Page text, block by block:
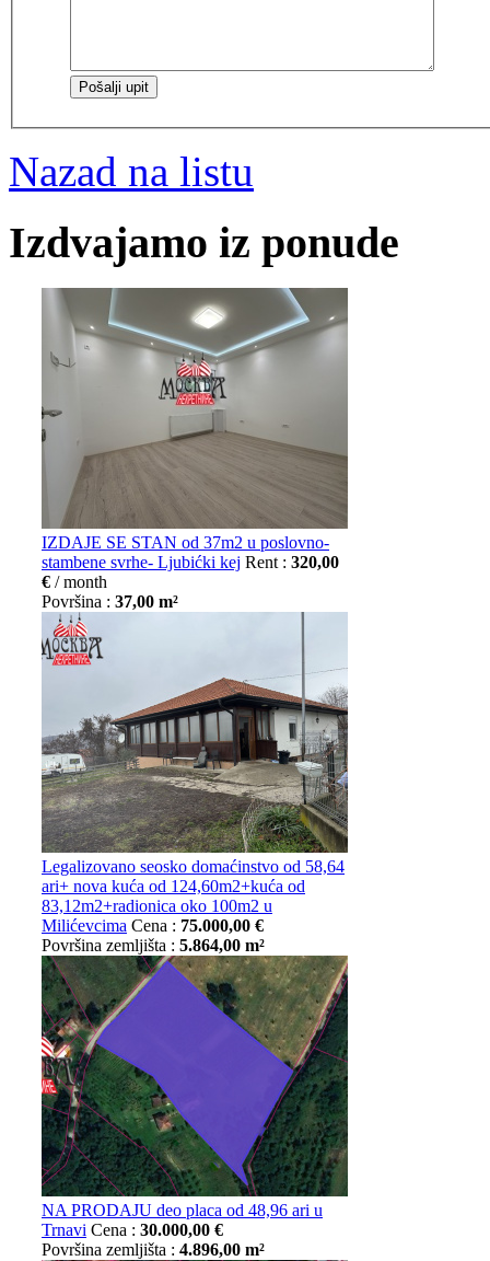
Nazad na listu
Izdvajamo iz ponude
IZDAJE SE STAN od 37m2 u poslovno-
stambene svrhe- Ljubićki kej Rent : 320,00
€ / month
Površina : 37,00 m²
Legalizovano seosko domaćinstvo od 58,64
ari+ nova kuća od 124,60m2+kuća od
83,12m2+radionica oko 100m2 u
Milićevcima Cena : 75.000,00 €
Površina zemljišta : 5.864,00 m²
NA PRODAJU deo placa od 48,96 ari u
Trnavi Cena : 30.000,00 €
Površina zemljišta : 4.896,00 m²